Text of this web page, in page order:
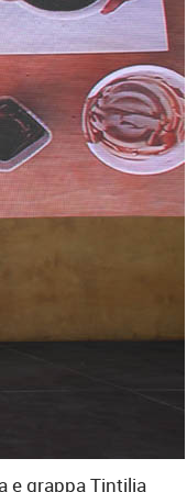
e grappa Tintilia